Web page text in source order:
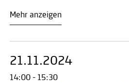
Mehr anzeigen
21.11.2024
14:00 - 15:30